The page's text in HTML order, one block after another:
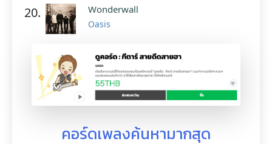
20. Wonderwall
Oasis
คอร์ดเพลงค้นหามากสุด